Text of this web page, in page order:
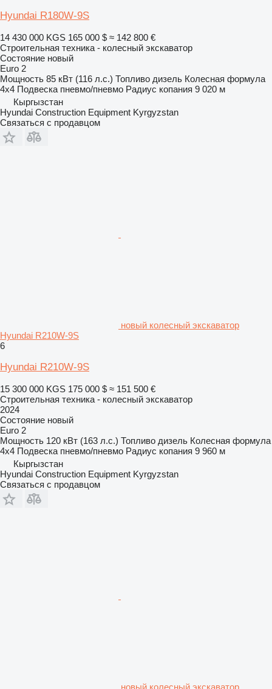
Hyundai R180W-9S
14 430 000 KGS 165 000 $ ≈ 142 800 €
Строительная техника - колесный экскаватор
Состояние новый
Euro 2
Мощность 85 кВт (116 л.с.) Топливо дизель Колесная формула
4x4 Подвеска пневмо/пневмо Радиус копания 9 020 м
Кыргызстан
Hyundai Construction Equipment Kyrgyzstan
Связаться с продавцом
новый колесный экскаватор
Hyundai R210W-9S
6
Hyundai R210W-9S
15 300 000 KGS 175 000 $ ≈ 151 500 €
Строительная техника - колесный экскаватор
2024
Состояние новый
Euro 2
Мощность 120 кВт (163 л.с.) Топливо дизель Колесная формула
4x4 Подвеска пневмо/пневмо Радиус копания 9 960 м
Кыргызстан
Hyundai Construction Equipment Kyrgyzstan
Связаться с продавцом
новый колесный экскаватор